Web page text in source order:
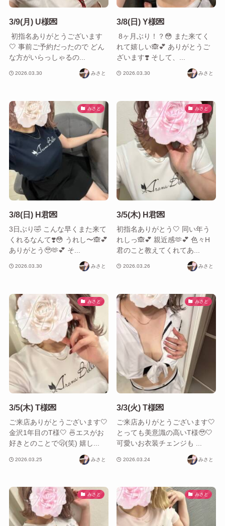
3/9(月) U様💌
​ 初指名ありがとうございます‎
🤍 事前ご予約だったので どん
な方がいらっしゃるの...
2026.03.30 みさと
3/8(日) Y様💌
​ 8ヶ月ぶり！？😳 また来てく
れて嬉しい🙈︎︎💕︎︎ ありがとうご
ざいます‎❣️ そして、...
2026.03.30 みさと
みさと
3/8(日) H君💌
3日ぶり🤣 こんな早くまた来て
くれるなんて❣️😳 うれし〜🙈︎︎💕︎︎
ありがとう‎🥹‪🫶💕︎︎ そ...
2026.03.30 みさと
みさと
3/5(木) H君💌
初指名ありがとう🤍 同い年う
れしっ🙈︎︎💕︎︎ 親近感🫶💕︎︎ 色々H
君のこと教えてくれてあ...
2026.03.26 みさと
みさと
3/5(木) T様💌
ご来店ありがとうございます🤍
金沢1年目のT様🤍 🍜エスがお
好きとのことで🫢(笑) 嬉し...
2026.03.25 みさと
みさと
3/3(火) T様💌
ご来店ありがとうございます🤍
とっても美意識の高いT様🥹🤍
可愛いお衣装チェンジも ...
2026.03.24 みさと
みさと みさと